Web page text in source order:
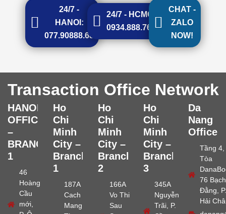
24/7 -
HANOI:
077.90888.68
24/7 - HCMC:
0934.888.768
CHAT -
ZALO
NOW!
Transaction Office Network
HANOI
OFFICE
–
BRANCH
1
46
Hoàng
Cầu
mới,
Ho
Chi
Minh
City –
Branch
1
187A
Cach
Mang
Ho
Chi
Minh
City –
Branch
2
166A
Vo Thi
Sau
Ho
Chi
Minh
City –
Branch
3
345A
Nguyễn
Trãi, P.
Da
Nang
Office
Tầng 4,
Tòa
76 Bạch
Đằng, P.
Hải